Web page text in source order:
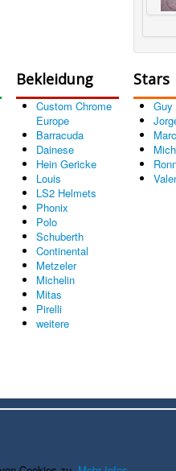
Bekleidung
Custom Chrome
Europe
Barracuda
Dainese
Hein Gericke
Louis
LS2 Helmets
Phonix
Polo
Schuberth
Continental
Metzeler
Michelin
Mitas
Pirelli
weitere
Stars
Guy